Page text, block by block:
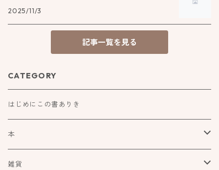
2025/11/3
記事一覧を見る
CATEGORY
はじめにこの書ありき
本
食べもの飲みものお酒とか
雑貨